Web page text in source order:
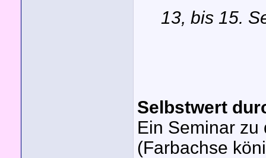
13, bis 15.
Selbstwert
Ein Seminar zu
(Farbachse